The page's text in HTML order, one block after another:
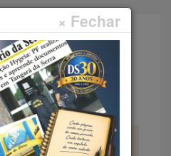
× Fechar
Menu